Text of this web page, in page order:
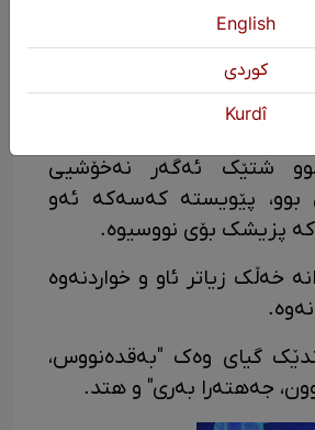
گورچیلە
شتێک ئەگەر نەخۆشیی
بوو، پێویستە کەسەکە ئەو
کە پزیشک بۆی نووسیوە.
خەڵک زیاتر ئاو و خواردنەوە
گیای وەک "بەقدەنووس،
جەهتەرا بەری" و هتد.
English
كوردی
Kurdî